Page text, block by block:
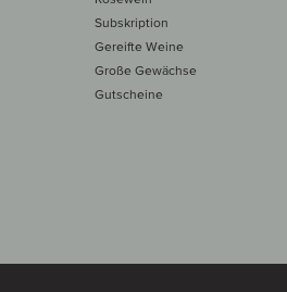
Subskription
Gereifte Weine
Große Gewächse
Gutscheine